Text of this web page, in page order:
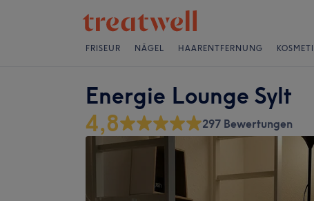
FRISEUR NÄGEL HAARENTFERNUNG
Energie Lounge Sylt
4,8 297 Bewertungen